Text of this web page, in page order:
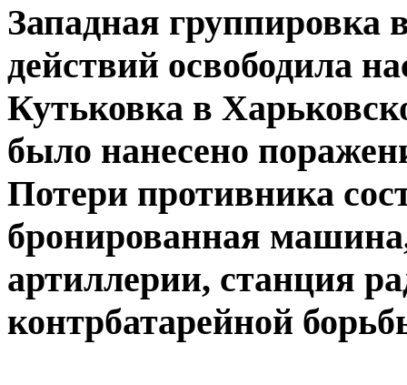
Западная группировка
действий освободила
Кутьковка в
было нанесено
Потери противника
бронированная
артиллерии, станция
контрбатарейной